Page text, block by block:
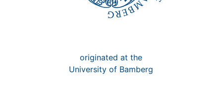
originated at the
University of Bamberg